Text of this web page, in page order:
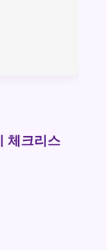
체크리스